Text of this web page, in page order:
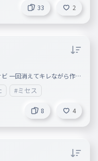
33 2
一回消えてキレながら作っ
#ミセス
8 4